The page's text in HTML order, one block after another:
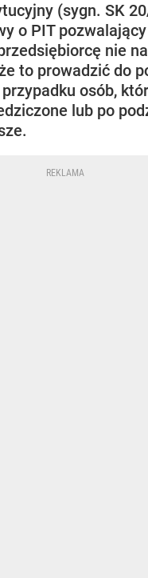
(sygn. SK
o PIT
nie
to prowadzić do
osób,
lub po